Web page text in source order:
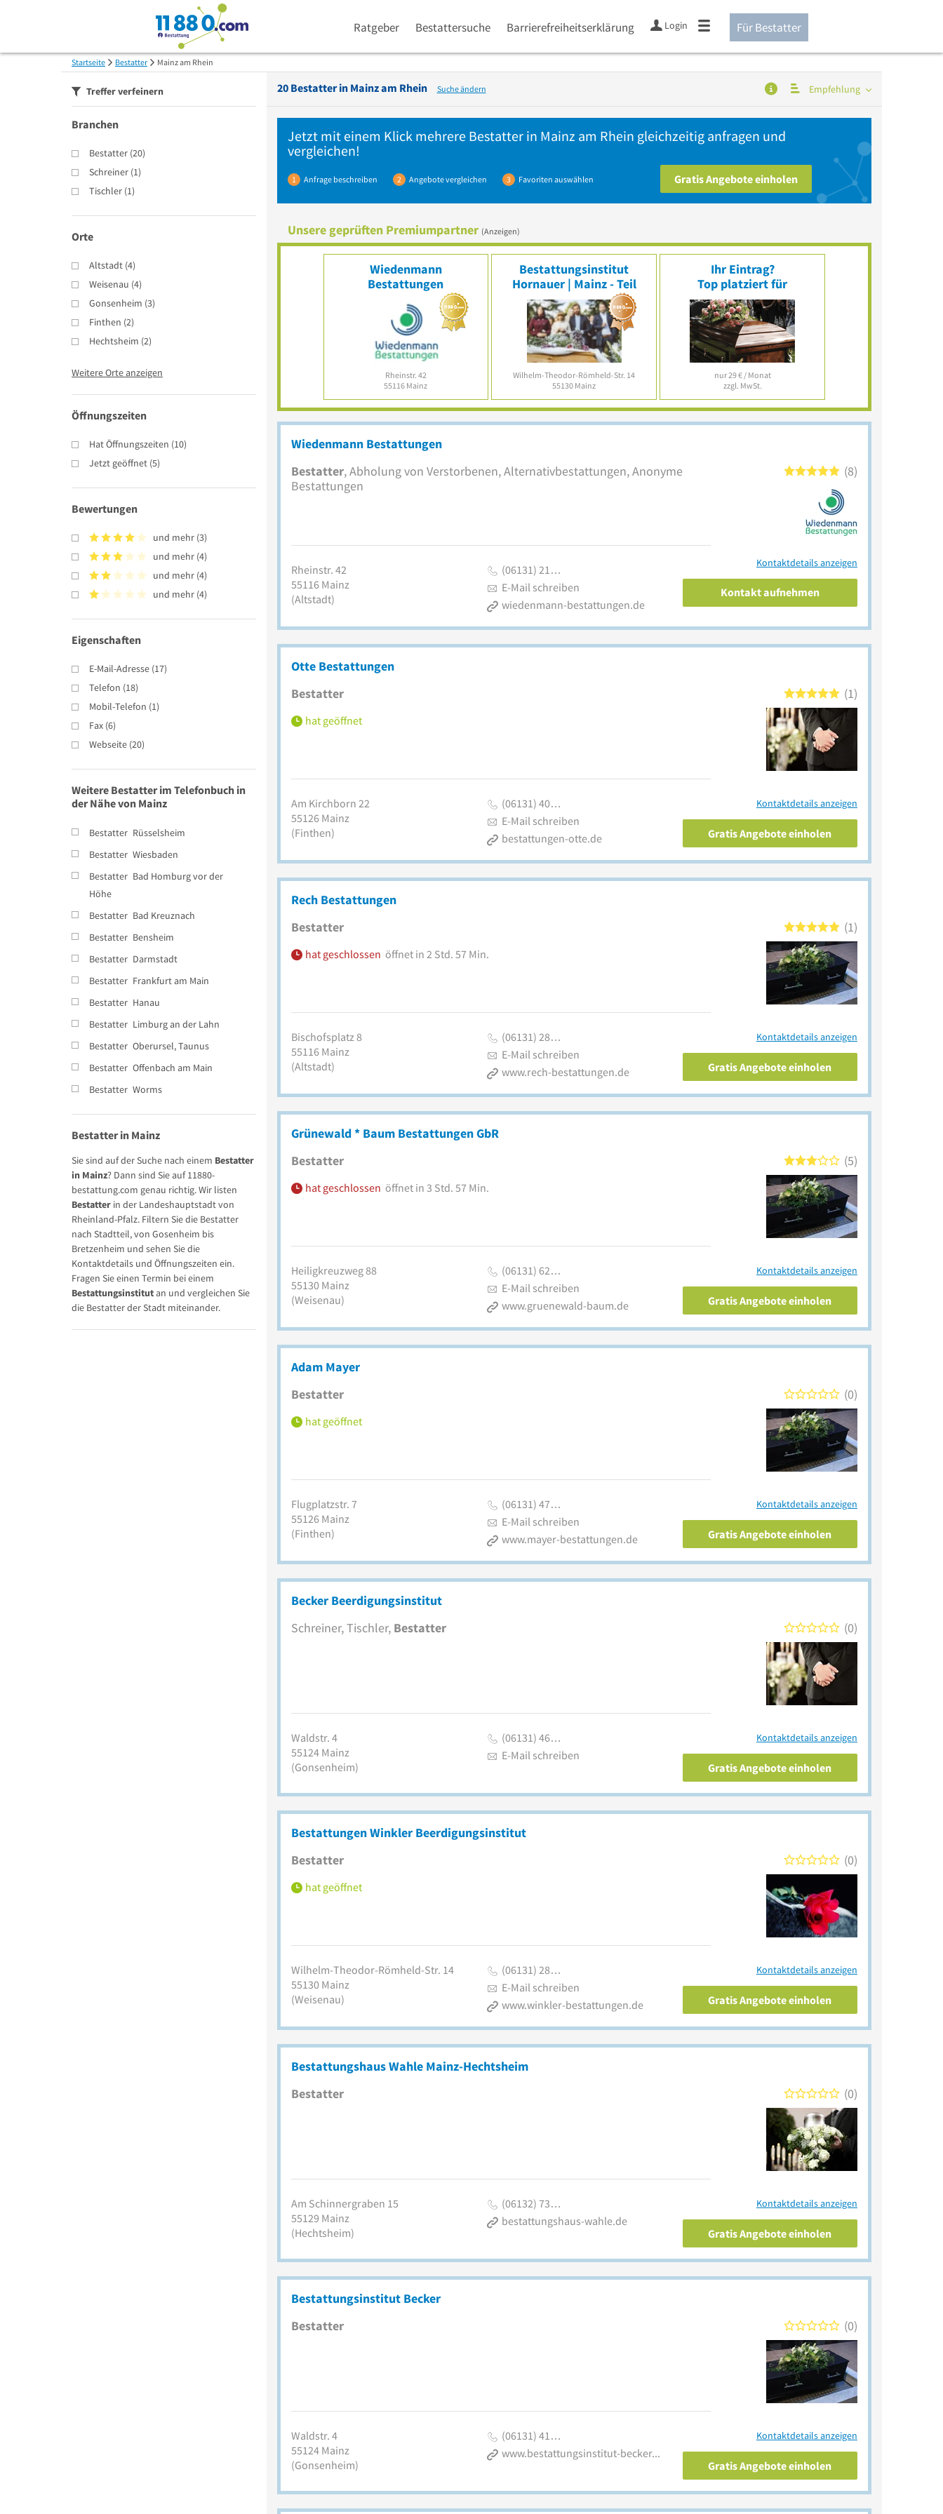
Ratgeber Bestattersuche Barrierefreiheitserklärung Login Für Bestatter
Startseite Bestatter Mainz am Rhein
Treffer verfeinern
Branchen
Bestatter (20)
Schreiner (1)
Tischler (1)
Orte
Altstadt (4)
Weisenau (4)
Gonsenheim (3)
Finthen (2)
Hechtsheim (2)
Weitere Orte anzeigen
Öffnungszeiten
Hat Öffnungszeiten (10)
Jetzt geöffnet (5)
Bewertungen
und mehr (3)
und mehr (4)
und mehr (4)
und mehr (4)
Eigenschaften
E-Mail-Adresse (17)
Telefon (18)
Mobil-Telefon (1)
Fax (6)
Webseite (20)
Weitere Bestatter im Telefonbuch in
der Nähe von Mainz
Bestatter Rüsselsheim
Bestatter Wiesbaden
Bestatter Bad Homburg vor der
Höhe
Bestatter Bad Kreuznach
Bestatter Bensheim
Bestatter Darmstadt
Bestatter Frankfurt am Main
Bestatter Hanau
Bestatter Limburg an der Lahn
Bestatter Oberursel, Taunus
Bestatter Offenbach am Main
Bestatter Worms
Bestatter in Mainz
Sie sind auf der Suche nach einem Bestatter
in Mainz? Dann sind Sie auf 11880-
bestattung.com genau richtig. Wir listen
Bestatter in der Landeshauptstadt von
Rheinland-Pfalz. Filtern Sie die Bestatter
nach Stadtteil, von Gosenheim bis
Bretzenheim und sehen Sie die
Kontaktdetails und Öffnungszeiten ein.
Fragen Sie einen Termin bei einem
Bestattungsinstitut an und vergleichen Sie
die Bestatter der Stadt miteinander.
20 Bestatter in Mainz am Rhein Suche ändern Empfehlung
1 Anfrage beschreiben 2 Angebote vergleichen 3 Favoriten auswählen
Jetzt mit einem Klick mehrere Bestatterin Mainz am Rhein gleichzeitig anfragen und
vergleichen!
Gratis Angebote einholen
Unsere geprüften Premiumpartner (Anzeigen)
Wiedenmann
Bestattungen
Rheinstr. 42
55116 Mainz
Bestattungsinstitut
Hornauer | Mainz - Teil
der mymoria Familie
Wilhelm-Theodor-Römheld-Str. 14
55130 Mainz
Ihr Eintrag?
Top platziert für
nur 29 € / Monat
zzgl. MwSt.
Wiedenmann Bestattungen
Bestatter, Abholung von Verstorbenen, Alternativbestattungen, Anonyme
Bestattungen
8
Rheinstr. 42
55116 Mainz
(Altstadt)
(06131) 21…
E-Mail schreiben
wiedenmann-bestattungen.de
Kontaktdetails anzeigen
Kontakt aufnehmen
Otte Bestattungen
Bestatter
hat geöffnet
1
Am Kirchborn 22
55126 Mainz
(Finthen)
(06131) 40…
E-Mail schreiben
bestattungen-otte.de
Kontaktdetails anzeigen
Gratis Angebote einholen
Rech Bestattungen
Bestatter
hat geschlossen öffnet in 2 Std. 57 Min.
1
Bischofsplatz 8
55116 Mainz
(Altstadt)
(06131) 28…
E-Mail schreiben
www.rech-bestattungen.de
Kontaktdetails anzeigen
Gratis Angebote einholen
Grünewald * Baum Bestattungen GbR
Bestatter
hat geschlossen öffnet in 3 Std. 57 Min.
5
Heiligkreuzweg 88
55130 Mainz
(Weisenau)
(06131) 62…
E-Mail schreiben
www.gruenewald-baum.de
Kontaktdetails anzeigen
Gratis Angebote einholen
Adam Mayer
Bestatter
hat geöffnet
0
Flugplatzstr. 7
55126 Mainz
(Finthen)
(06131) 47…
E-Mail schreiben
www.mayer-bestattungen.de
Kontaktdetails anzeigen
Gratis Angebote einholen
Becker Beerdigungsinstitut
Schreiner, Tischler, Bestatter 0
Waldstr. 4
55124 Mainz
(Gonsenheim)
(06131) 46…
E-Mail schreiben
Kontaktdetails anzeigen
Gratis Angebote einholen
Bestattungen Winkler Beerdigungsinstitut
Bestatter
hat geöffnet
0
Wilhelm-Theodor-Römheld-Str. 14
55130 Mainz
(Weisenau)
(06131) 28…
E-Mail schreiben
www.winkler-bestattungen.de
Kontaktdetails anzeigen
Gratis Angebote einholen
Bestattungshaus Wahle Mainz-Hechtsheim
Bestatter
0
Am Schinnergraben 15
55129 Mainz
(Hechtsheim)
(06132) 73…
bestattungshaus-wahle.de
Kontaktdetails anzeigen
Gratis Angebote einholen
Bestattungsinstitut Becker
Bestatter
0
Waldstr. 4
55124 Mainz
(Gonsenheim)
(06131) 41…
www.bestattungsinstitut-becker.de
Kontaktdetails anzeigen
Gratis Angebote einholen